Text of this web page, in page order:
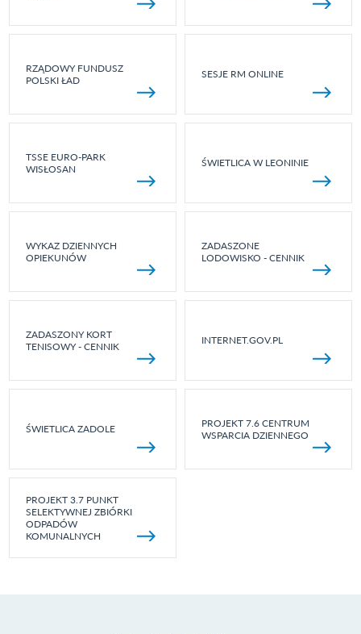
RZĄDOWY FUNDUSZ
POLSKI ŁAD
SESJE RM ONLINE
TSSE EURO-PARK
WISŁOSAN
ŚWIETLICA W LEONINIE
WYKAZ DZIENNYCH
OPIEKUNÓW
ZADASZONE
LODOWISKO - CENNIK
ZADASZONY KORT
TENISOWY - CENNIK
INTERNET.GOV.PL
ŚWIETLICA ZADOLE
PROJEKT 7.6 CENTRUM
WSPARCIA DZIENNEGO
PROJEKT 3.7 PUNKT
SELEKTYWNEJ ZBIÓRKI
ODPADÓW
KOMUNALNYCH